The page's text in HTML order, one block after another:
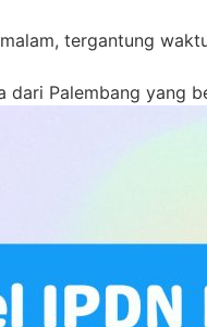
tergantung
Palembang yang